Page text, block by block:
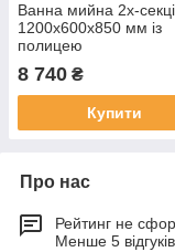
Ванна мийна 2х-
1200х600х850 мм із
полицею
8 740 ₴
Купити
Про нас
Рейтинг не
Менше 5